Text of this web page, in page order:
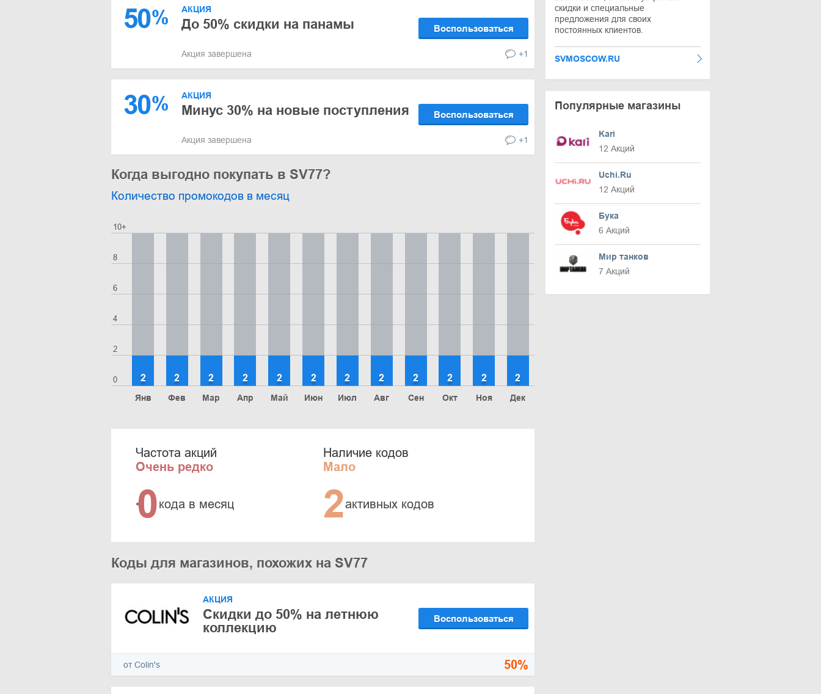
50% АКЦИЯ
До 50% скидки на панамы Воспользоваться
Акция завершена +1
30% АКЦИЯ
Минус 30% на новые поступления Воспользоваться
Акция завершена +1
Когда выгодно покупать в SV77?
Количество промокодов в месяц
0
2
4
6
8
10+
Янв
2
Фев
2
Мар
2
Апр
2
Май
2
Июн
2
Июл
2
Авг
2
Сен
2
Окт
2
Ноя
2
Дек
2
Частота акций
Очень редко
<0кода в месяц
Наличие кодов
Мало
2активных кодов
Коды для магазинов, похожих на SV77
АКЦИЯ
Скидки до 50% на летнюю
коллекцию
Воспользоваться
от Colin's 50%
скидки и специальные
предложения для своих
постоянных клиентов.
SVMOSCOW.RU
Популярные магазины
Kari
12 Акций
Uchi.Ru
12 Акций
Бука
6 Акций
Мир танков
7 Акций